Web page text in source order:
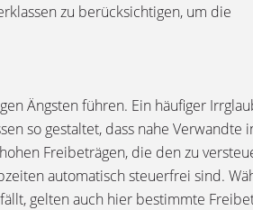
zu berücksichtigen, um die
Ängsten führen. Ein häufiger
so gestaltet, dass nahe Verwandte
Freibeträgen, die den zu
automatisch steuerfrei sind.
gelten auch hier bestimmte